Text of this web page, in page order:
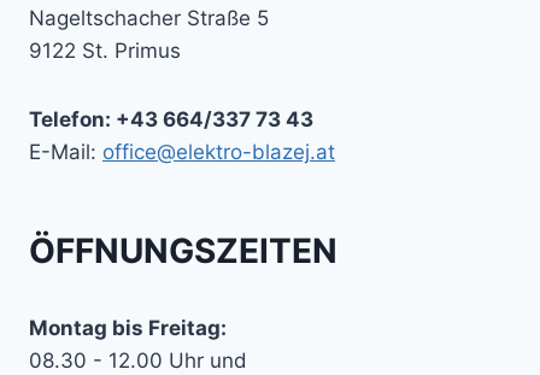
Nageltschacher Straße 5
9122 St. Primus
Telefon: +43 664/337 73 43
E-Mail: office@elektro-blazej.at
ÖFFNUNGSZEITEN
Montag bis Freitag:
08.30 - 12.00 Uhr und